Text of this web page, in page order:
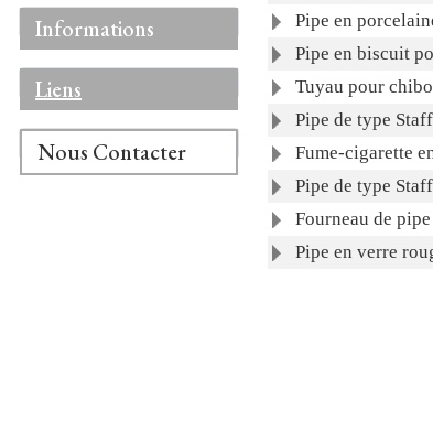
Informations
Liens
Nous Contacter
Pipe en
Pipe en biscuit
Tuyau pour
Pipe de type
Fume-cigarette
Pipe de type
Fourneau de
Pipe en verre